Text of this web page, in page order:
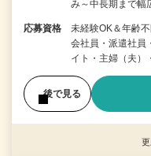
み～中長期まで幅
応募資格
未経験OK＆年齢
会社員・派遣社員
イト・主婦（夫
後で見る